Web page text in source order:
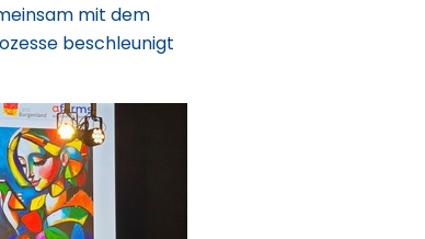
mit dem
beschleunigt